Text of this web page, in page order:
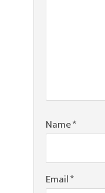
Name*
Email*